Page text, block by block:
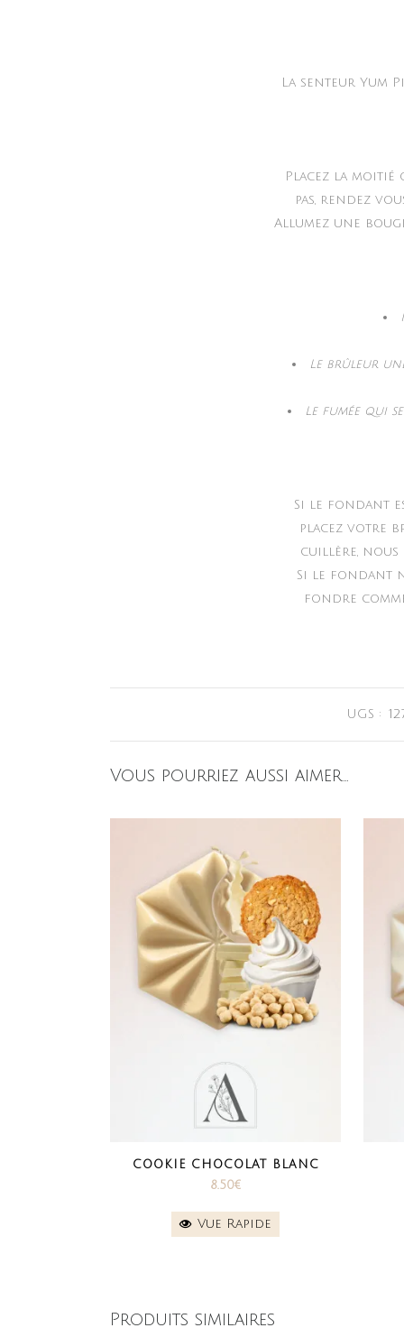
La senteur Yum
Placez la moitié
pas, rendez
Allumez une
Le brûleur
Le fumée qui
Si le fondant
placez votre
cuillère, nous
Si le fondant
fondre
UGS :
Vous pourriez aussi aimer…
COOKIE CHOCOLAT BLANC
8.50€
Vue Rapide
Produits similaires